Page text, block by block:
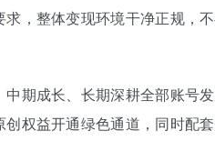
，整体变现环境干净正规，
期成长、长期深耕全部账号
权益开通绿色通道，同时配